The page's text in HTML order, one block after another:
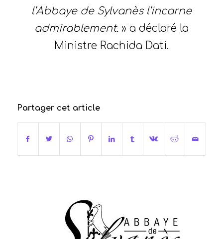
l’Abbaye de Sylvanès l’incarne
admirablement.» a déclaré la
Ministre Rachida Dati.
Partager cet article